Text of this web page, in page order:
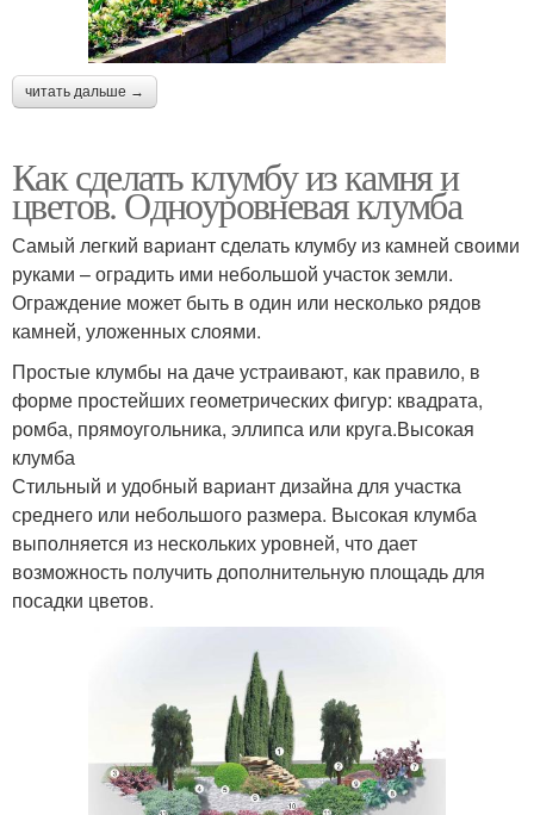
Клумбы с камнями Клумба с камнями
читать дальше →
Как сделать клумбу из камня и
цветов. Одноуровневая клумба
Самый легкий вариант сделать клумбу из камней своими
руками – оградить ими небольшой участок земли.
Ограждение может быть в один или несколько рядов
камней, уложенных слоями.
Простые клумбы на даче устраивают, как правило, в
форме простейших геометрических фигур: квадрата,
ромба, прямоугольника, эллипса или круга.Высокая
клумба
Стильный и удобный вариант дизайна для участка
среднего или небольшого размера. Высокая клумба
выполняется из нескольких уровней, что дает
возможность получить дополнительную площадь для
посадки цветов.